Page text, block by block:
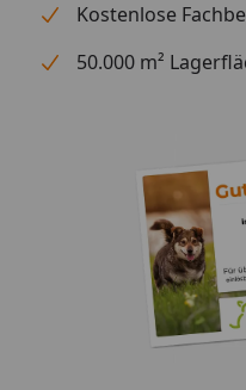
Kostenlose
50.000 m²